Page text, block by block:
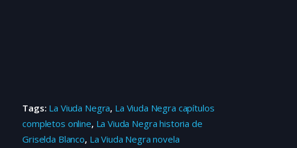
Tags: La Viuda Negra, La Viuda Negra capítulos
completos online, La Viuda Negra historia de
Griselda Blanco, La Viuda Negra novela